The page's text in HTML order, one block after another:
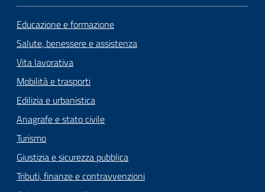
Educazione e formazione
Salute, benessere e assistenza
Vita lavorativa
Mobilità e trasporti
Edilizia e urbanistica
Anagrafe e stato civile
Turismo
Giustizia e sicurezza pubblica
Tributi, finanze e contravvenzioni